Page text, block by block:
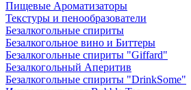
Пищевые Ароматизаторы
Текстуры и пенообразователи
Безалкогольные спириты
Безалкогольное вино и Биттеры
Безалкогольные спириты "Giffard"
Безалкогольный Аперитив
Безалкогольные спириты "DrinkSome"